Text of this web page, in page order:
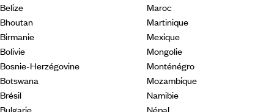
Belize
Bhoutan
Birmanie
Bolivie
Bosnie-Herzégovine
Botswana
Brésil
Maroc
Martinique
Mexique
Mongolie
Monténégro
Mozambique
Namibie